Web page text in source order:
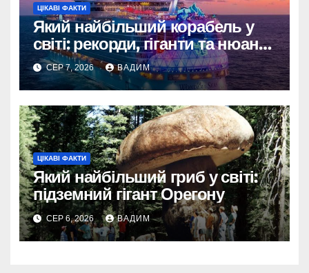
ЦІКАВІ ФАКТИ
Який найбільший корабель у
світі: рекорди, гіганти та нюанси
вимірювання
СЕР 7, 2026 ВАДИМ
ЦІКАВІ ФАКТИ
Який найбільший гриб у світі:
підземний гігант Орегону
СЕР 6, 2026 ВАДИМ